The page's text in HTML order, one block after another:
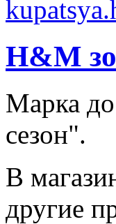
H&M
Марка
сезон".
В
другие